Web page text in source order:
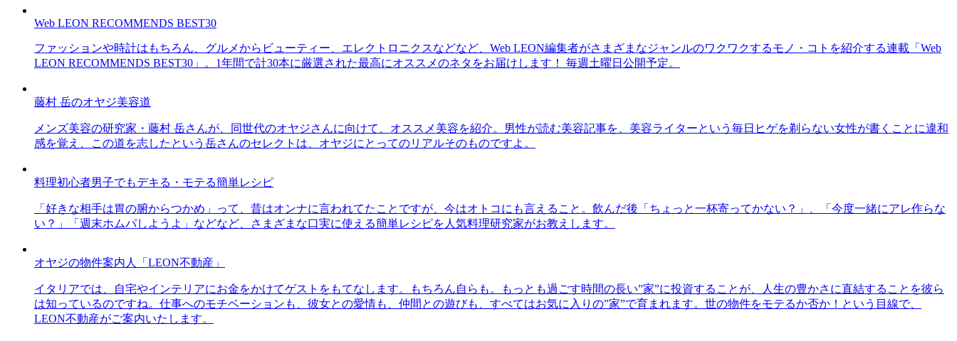
Web LEON RECOMMENDS BEST30
ファッションや時計はもちろん、グルメからビューティー、エレクトロニクスなどなど、Web LEON編集者がさまざまなジャンルのワクワクするモノ・コトを紹介する連載「Web
LEON RECOMMENDS BEST30」。1年間で計30本に厳選された最高にオススメのネタをお届けします！ 毎週土曜日公開予定。
藤村 岳のオヤジ美容道
メンズ美容の研究家・藤村 岳さんが、同世代のオヤジさんに向けて、オススメ美容を紹介。男性が読む美容記事を、美容ライターという毎日ヒゲを剃らない女性が書くことに違和
感を覚え、この道を志したという岳さんのセレクトは、オヤジにとってのリアルそのものですよ。
料理初心者男子でもデキる・モテる簡単レシピ
「好きな相手は胃の腑からつかめ」って、昔はオンナに言われてたことですが、今はオトコにも言えること。飲んだ後「ちょっと一杯寄ってかない？」、「今度一緒にアレ作らな
い？」「週末ホムパしようよ」などなど、さまざまな口実に使える簡単レシピを人気料理研究家がお教えします。
オヤジの物件案内人「LEON不動産」
イタリアでは、自宅やインテリアにお金をかけてゲストをもてなします。もちろん自らも。もっとも過ごす時間の長い”家”に投資することが、人生の豊かさに直結することを彼ら
は知っているのですね。仕事へのモチベーションも、彼女との愛情も、仲間との遊びも、すべてはお気に入りの”家”で育まれます。世の物件をモテるか否か！という目線で、
LEON不動産がご案内いたします。